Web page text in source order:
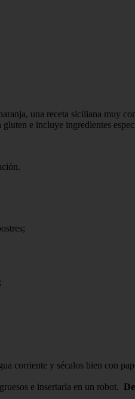
una receta siciliana muy
e incluye ingredientes
corriente y sécalos bien con
e insertarla en un robot.